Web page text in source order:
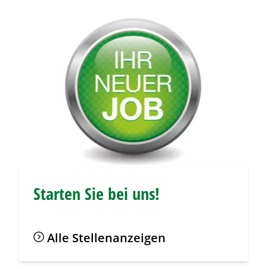
Starten Sie bei uns!
Alle Stellenanzeigen